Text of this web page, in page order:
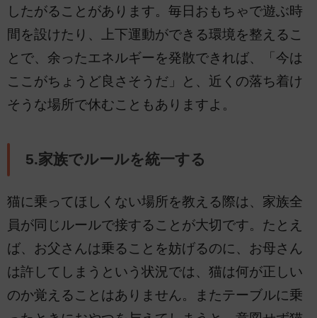
したがることがあります。毎日おもちゃで遊ぶ時
間を設けたり、上下運動ができる環境を整えるこ
とで、余ったエネルギーを発散できれば、「今は
ここがちょうど良さそうだ」と、近くの落ち着け
そうな場所で休むこともありますよ。
5.家族でルールを統一する
猫に乗ってほしくない場所を教える際は、家族全
員が同じルールで接することが大切です。たとえ
ば、お父さんは乗ることを妨げるのに、お母さん
は許してしまうという状況では、猫は何が正しい
のか覚えることはありません。またテーブルに乗